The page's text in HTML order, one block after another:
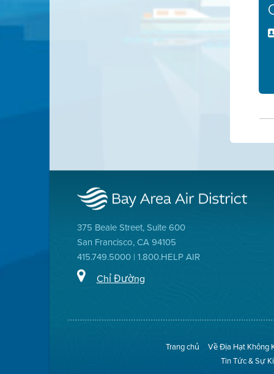
375 Beale Street, Suite 600
San Francisco, CA 94105
415.749.5000 | 1.800.HELP AIR
Chỉ Đường
Trang chủ
Về Địa Hạt Không
Tin Tức & Sự